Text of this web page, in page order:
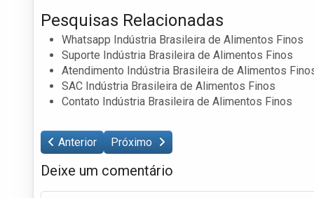
Pesquisas Relacionadas
Whatsapp Indústria Brasileira de Alimentos Finos
Suporte Indústria Brasileira de Alimentos Finos
Atendimento Indústria Brasileira de Alimentos
SAC Indústria Brasileira de Alimentos Finos
Contato Indústria Brasileira de Alimentos Finos
Anterior Próximo
Deixe um comentário